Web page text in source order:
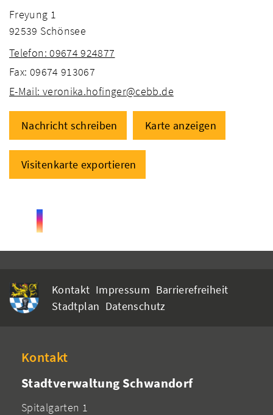
Freyung 1
92539 Schönsee
Telefon: 09674 924877
Fax: 09674 913067
E-Mail: veronika.hofinger@cebb.de
Nachricht schreiben Karte anzeigen
Visitenkarte exportieren
Kontakt Impressum Barrierefreiheit
Stadtplan Datenschutz
Kontakt
Stadtverwaltung Schwandorf
Spitalgarten 1